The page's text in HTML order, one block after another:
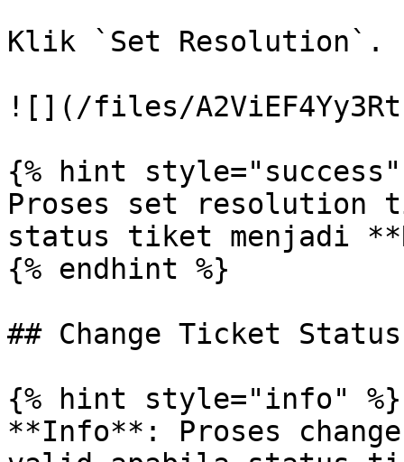
Klik `Set Resolution`.
![](/files/
{% hint style="success"
Proses set resolution
status tiket menjadi
{% endhint %}
## Change Ticket Status
{% hint style="info" %}
**Info**: Proses